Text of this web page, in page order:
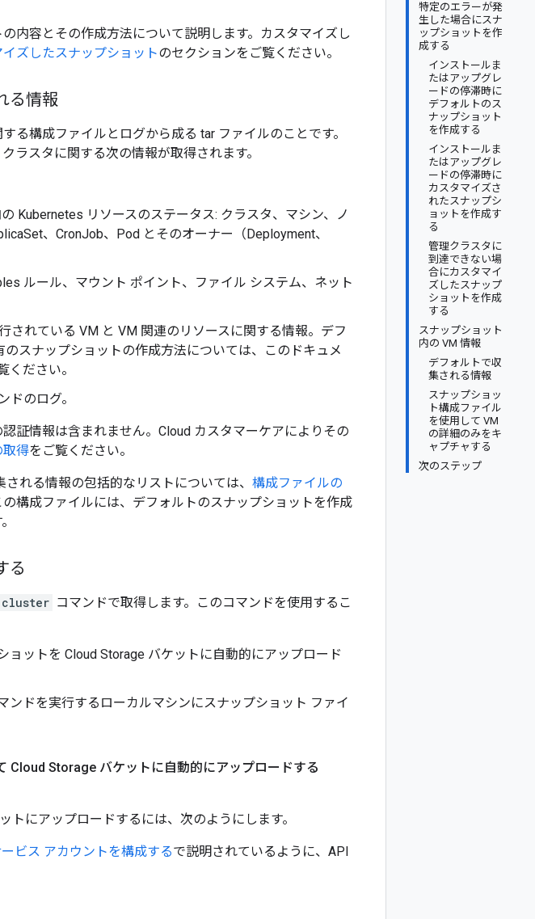
特定のエラーが発
生した場合にスナ
ップショットを作
成する
インストールま
たはアップグレ
ードの停滞時に
デフォルトのス
ナップショット
を作成する
インストールま
たはアップグレ
ードの停滞時に
カスタマイズさ
れたスナップシ
ョットを作成す
る
管理クラスタに
到達できない場
合にカスタマイ
ズしたスナップ
ショットを作成
する
スナップショット
内の VM 情報
デフォルトで収
集される情報
スナップショッ
ト構成ファイル
を使用して VM
の詳細のみをキ
ャプチャする
次のステップ
内容とその作成方法について説明します。カスタマイズし
イズしたスナップショットのセクションをご覧ください。
る情報
る構成ファイルとログから成る tar ファイルのことです。
ラスタに関する次の情報が取得されます。
Kubernetes リソースのステータス: クラスタ、マシン、ノ
、CronJob、Pod とそのオーナー（Deployment、
ルール、マウント ポイント、ファイル システム、ネット
されている VM と VM 関連のリソースに関する情報。デフ
スナップショットの作成方法については、このドキュメ
ください。
ドのログ。
証情報は含まれません。Cloud カスタマーケアによりその
取得をご覧ください。
れる情報の包括的なリストについては、 構成ファイルの
構成ファイルには、デフォルトのスナップショットを作成
る
コマンドで取得します。このコマンドを使用するこ
ットを Cloud Storage バケットに自動的にアップロード
ンドを実行するローカルマシンにスナップショット ファイ
Cloud Storage バケットに自動的にアップロードする
トにアップロードするには、次のようにします。
ビス アカウントを構成するで説明されているように、API